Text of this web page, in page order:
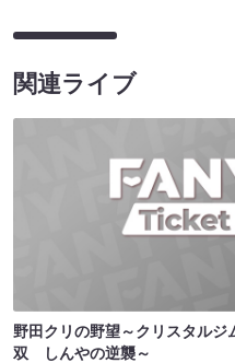
関連ライブ
野田クリの野望～クリスタルジ
双 しんやの逆襲～